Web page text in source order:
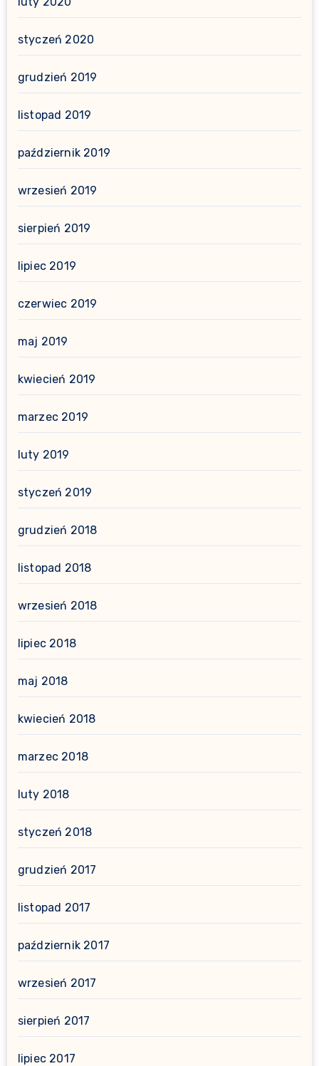
styczeń 2020
grudzień 2019
listopad 2019
październik 2019
wrzesień 2019
sierpień 2019
lipiec 2019
czerwiec 2019
maj 2019
kwiecień 2019
marzec 2019
luty 2019
styczeń 2019
grudzień 2018
listopad 2018
wrzesień 2018
lipiec 2018
maj 2018
kwiecień 2018
marzec 2018
luty 2018
styczeń 2018
grudzień 2017
listopad 2017
październik 2017
wrzesień 2017
sierpień 2017
lipiec 2017